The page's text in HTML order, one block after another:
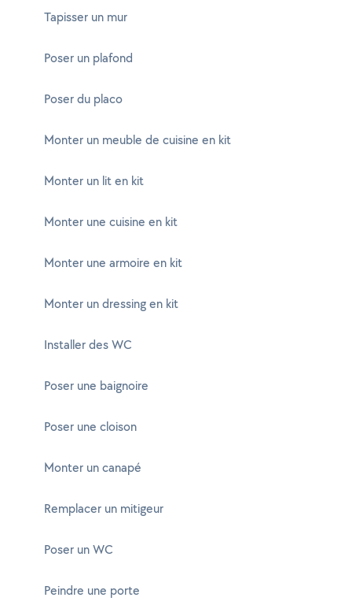
Tapisser un mur
Poser un plafond
Poser du placo
Monter un meuble de cuisine en kit
Monter un lit en kit
Monter une cuisine en kit
Monter une armoire en kit
Monter un dressing en kit
Installer des WC
Poser une baignoire
Poser une cloison
Monter un canapé
Remplacer un mitigeur
Poser un WC
Peindre une porte